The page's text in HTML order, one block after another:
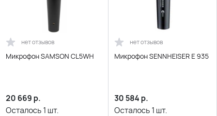
нет отзывов
Микрофон SAMSON CL5WH
20 669 р.
Осталось 1 шт.
нет отзывов
Микрофон SENNHEISER E 935
30 584 р.
Осталось 1 шт.